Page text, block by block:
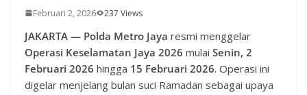
Februari 2, 2026 237 Views
JAKARTA — Polda Metro Jaya resmi menggelar
Operasi Keselamatan Jaya 2026 mulai Senin, 2
Februari 2026 hingga 15 Februari 2026. Operasi ini
digelar menjelang bulan suci Ramadan sebagai upaya